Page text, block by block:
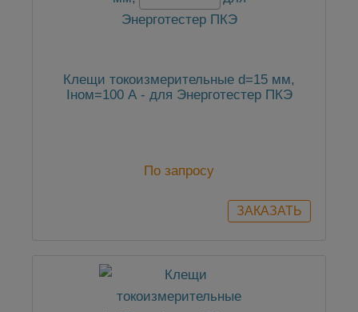
Клещи токоизмерительные d=15 мм,
Iном=100 А - для Энерготестер ПКЭ
По запросу